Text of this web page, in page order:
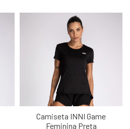
Camiseta INNI Game
Feminina Preta